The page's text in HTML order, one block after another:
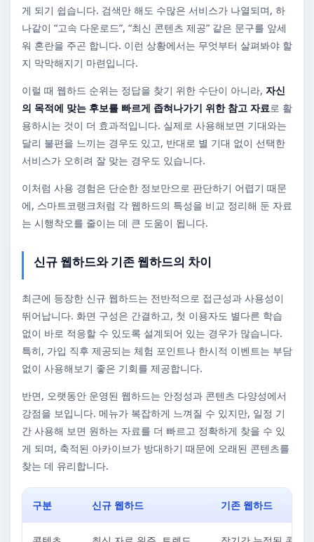
게 되기 쉽습니다. 검색만 해도 수많은 서비스가 나열되며, 하
나같이 “고속 다운로드”, “최신 콘텐츠 제공” 같은 문구를 앞세
워 혼란을 주곤 합니다. 이런 상황에서는 무엇부터 살펴봐야 할
지 막막해지기 마련입니다.
이럴 때 웹하드 순위는 정답을 찾기 위한 수단이 아니라, 자신
의 목적에 맞는 후보를 빠르게 좁혀나가기 위한 참고 자료로 활
용하시는 것이 더 효과적입니다. 실제로 사용해보면 기대와는
달리 불편을 느끼는 경우도 있고, 반대로 별 기대 없이 선택한
서비스가 오히려 잘 맞는 경우도 있습니다.
이처럼 사용 경험은 단순한 정보만으로 판단하기 어렵기 때문
에, 스마트코랭크처럼 각 웹하드의 특성을 비교 정리해 둔 자료
는 시행착오를 줄이는 데 큰 도움이 됩니다.
신규 웹하드와 기존 웹하드의 차이
최근에 등장한 신규 웹하드는 전반적으로 접근성과 사용성이
뛰어납니다. 화면 구성은 간결하고, 첫 이용자도 별다른 학습
없이 바로 적응할 수 있도록 설계되어 있는 경우가 많습니다.
특히, 가입 직후 제공되는 체험 포인트나 한시적 이벤트는 부담
없이 사용해보기 좋은 기회를 제공합니다.
반면, 오랫동안 운영된 웹하드는 안정성과 콘텐츠 다양성에서
강점을 보입니다. 메뉴가 복잡하게 느껴질 수 있지만, 일정 기
간 사용해 보면 원하는 자료를 더 빠르고 정확하게 찾을 수 있
게 되며, 축적된 아카이브가 방대하기 때문에 오래된 콘텐츠를
찾는 데 유리합니다.
구분 신규 웹하드 기존 웹하드